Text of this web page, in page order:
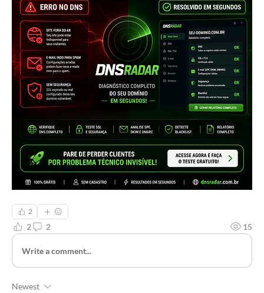
2
2 2 15
Write a comment...
Newest